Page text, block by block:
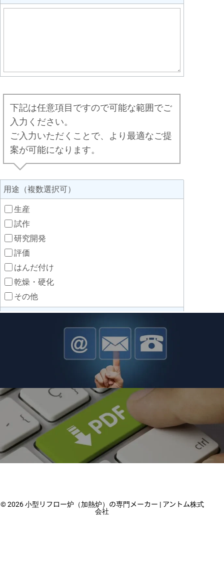
製品に関するお問い合わせ
小型リフロー炉・乾燥・硬化炉に関するお問い合わ
せはこちら
小型リフロー・乾燥・硬化炉など加熱装置に関する
総合カタログをダウンロード
© 2026 小型リフロー炉（加熱炉）の専門メーカー | アントム株式
会社